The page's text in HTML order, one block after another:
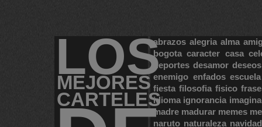
LOS
MEJORES
CARTELES
abrazos alegria alma
bogota caracter casa
deportes desamor deseos
enemigo enfados escuela
fiesta filosofia fisico
idioma ignorancia
madre madurar memes
naruto naturaleza navidad